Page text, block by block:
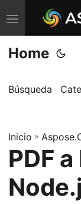
A
l
t
r
r
n
a
v
Home
Búsqueda
Inicio »
PDF